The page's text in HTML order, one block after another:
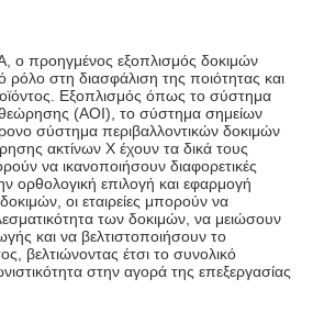
ο προηγμένος εξοπλισμός δοκιμών
ρόλο στη διασφάλιση της ποιότητας και
Εξοπλισμός όπως το σύστημα
(AOI), το σύστημα σημείων
σύστημα περιβαλλοντικών δοκιμών
ακτίνων Χ έχουν τα δικά τους
να ικανοποιήσουν διαφορετικές
ορθολογική επιλογή και εφαρμογή
οι εταιρείες μπορούν να
των δοκιμών, να μειώσουν
και να βελτιστοποιήσουν το
βελτιώνοντας έτσι το συνολικό
στην αγορά της επεξεργασίας